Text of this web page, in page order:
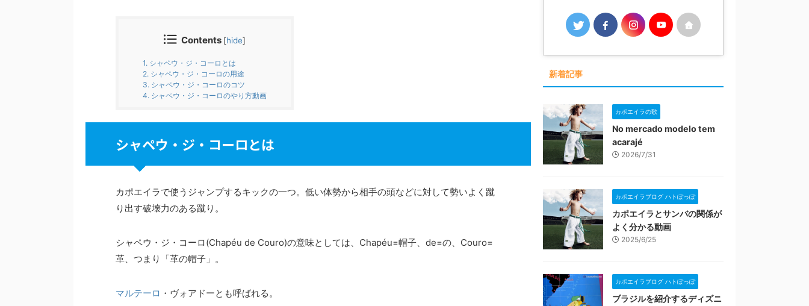
Contents [hide]
1. シャペウ・ジ・コーロとは
2. シャペウ・ジ・コーロの用途
3. シャペウ・ジ・コーロのコツ
4. シャペウ・ジ・コーロのやり方動画
シャペウ・ジ・コーロとは
カポエイラで使うジャンプするキックの一つ。低い体勢から相手の頭などに対して勢いよく蹴
り出す破壊力のある蹴り。
シャペウ・ジ・コーロ(Chapéu de Couro)の意味としては、Chapéu=帽子、de=の、Couro=
革、つまり「革の帽子」。
マルテーロ ・ヴォアドーとも呼ばれる。
新着記事
カポエイラの歌
No mercado modelo tem
acarajé
2026/7/31
カポエイラブログ ハトぽっぽ
カポエイラとサンバの関係が
よく分かる動画
2025/6/25
カポエイラブログ ハトぽっぽ
ブラジルを紹介するディズニ